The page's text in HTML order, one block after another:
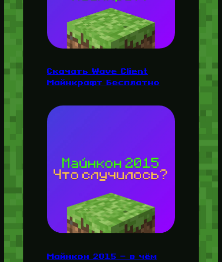
Скачать Wave Client
Майнкрафт Бесплатно
Майнкон 2015 — в чём